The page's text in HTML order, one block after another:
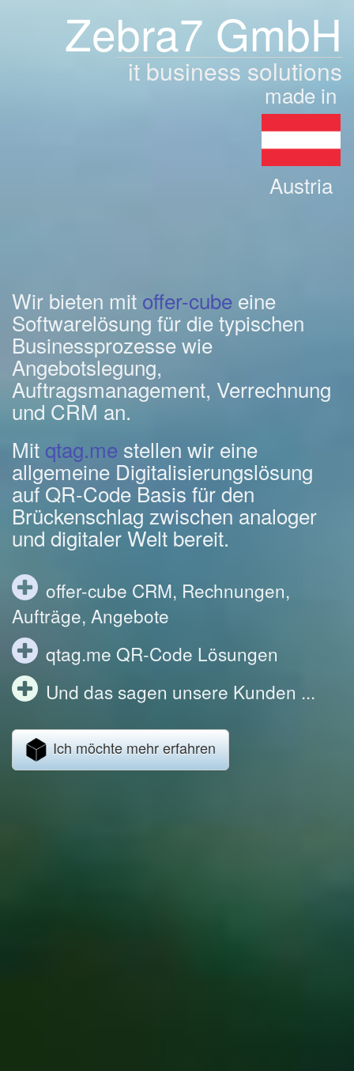
Zebra7 GmbH
it business solutions
made in
Austria
Wir bieten mit offer-cube eine
Softwarelösung für die typischen
Businessprozesse wie
Angebotslegung,
Auftragsmanagement, Verrechnung
und CRM an.
Mit qtag.me stellen wir eine
allgemeine Digitalisierungslösung
auf QR-Code Basis für den
Brückenschlag zwischen analoger
und digitaler Welt bereit.
offer-cube CRM, Rechnungen,
Aufträge, Angebote
qtag.me QR-Code Lösungen
Und das sagen unsere Kunden ...
Ich möchte mehr erfahren